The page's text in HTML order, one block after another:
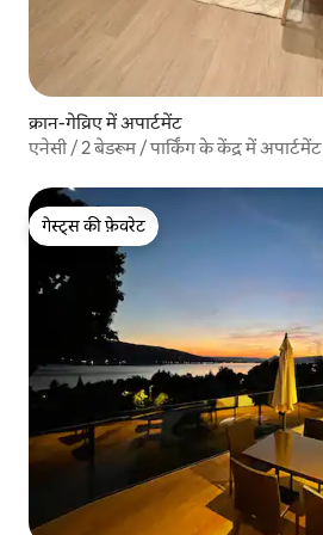
क्रान-गेव्रिए में अपार्टमेंट
एनेसी / 2 बेडरूम / पार्किंग के केंद्र में अपार्टमेंट
गेस्ट्स की फ़ेवरेट
गेस्ट्स की फ़ेवरेट